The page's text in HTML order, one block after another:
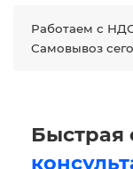
Работаем с
Самовывоз
Быстрая